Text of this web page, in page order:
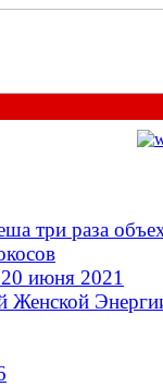
три раза
июня 2021
Женской